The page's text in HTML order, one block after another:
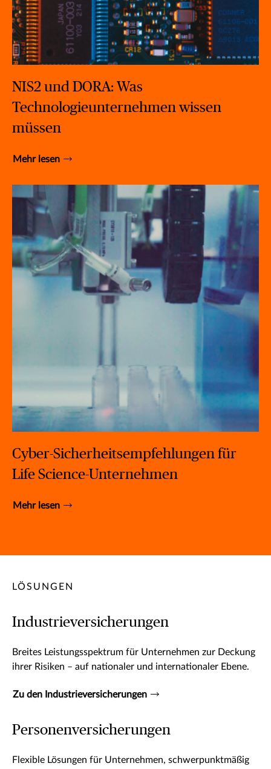
NIS2 und DORA: Was
Technologieunternehmen wissen
müssen
Mehr lesen
Cyber-Sicherheitsempfehlungen für
Life Science-Unternehmen
Mehr lesen
LÖSUNGEN
Industrieversicherungen
Breites Leistungsspektrum für Unternehmen zur Deckung
ihrer Risiken – auf nationaler und internationaler Ebene.
Zu den Industrieversicherungen
Personenversicherungen
Flexible Lösungen für Unternehmen, schwerpunktmäßig